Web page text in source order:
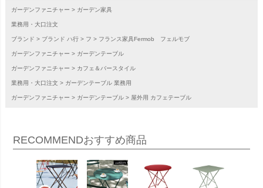
ガーデンファニチャー ガーデン家具
業務用・大口注文
ブランド ブランド ハ行 フ フランス家具Fermob フェルモブ
ガーデンファニチャー ガーデンテーブル
ガーデンファニチャー カフェ＆バースタイル
業務用・大口注文 ガーデンテーブル 業務用
ガーデンファニチャー ガーデンテーブル 屋外用 カフェテーブル
RECOMMENDおすすめ商品